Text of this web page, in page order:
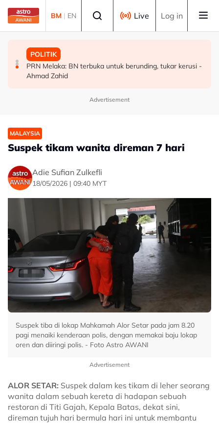
Skip to main content
BM | EN Live Log in
MALAYSIA
Malaysia bakal bina kilang fraksinasi plasma sendiri
dalam tempoh lima tahun - KKM
MALAYSIA
Rundingan import udang Thailand dijangka selesai
pertengahan bulan ini - Mohamad
POLITIK
PRN Melaka: BN terbuka untuk berunding, tukar kerusi -
Ahmad Zahid
Advertisement
MALAYSIA
Suspek tikam wanita direman 7 hari
Adie Sufian Zulkefli
18/05/2026 | 09:40 MYT
Suspek tiba di lokap Mahkamah Alor Setar pada jam 8.20
pagi menaiki kenderaan polis, dengan memakai baju lokap
oren dan diiringi polis. - Foto Astro AWANI
Advertisement
ALOR SETAR: Suspek dalam kes tikam di leher seorang
wanita dalam sebuah kereta di hadapan sebuah
restoran di Titi Gajah, Kepala Batas, dekat sini,
direman tujuh hari bermula hari ini untuk membantu